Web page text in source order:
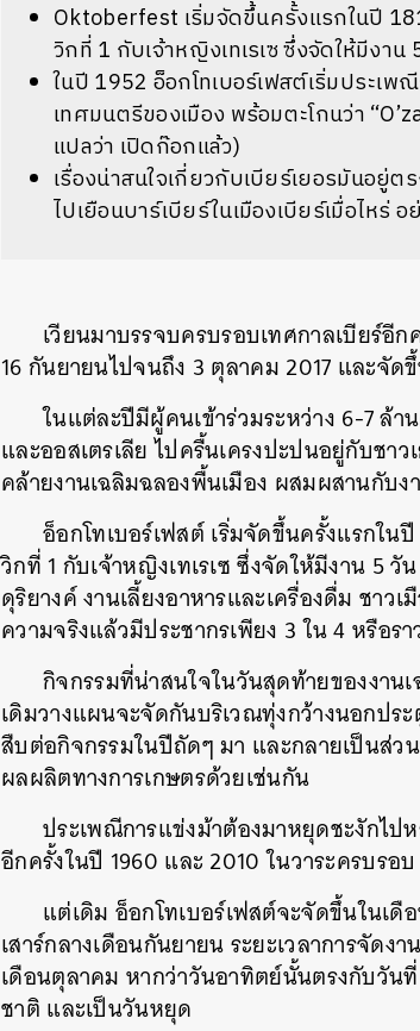
Oktoberfest เริ่มจัดขึ้นครั้งแรกในปี
วิกที่ 1 กับเจ้าหญิงเทเรเซ ซึ่งจัดให้มีงาน
ในปี 1952 อ็อกโทเบอร์เฟสต์เริ่มประเ
เทศมนตรีของเมือง พร้อมตะโกนว่า
แปลว่า เปิดก๊อกแล้ว)
เรื่องน่าสนใจเกี่ยวกับเบียร์เยอรมันอยู่
ไปเยือนบาร์เบียร์ในเมืองเบียร์เมื่อไหร่
เวียนมาบรรจบครบรอบเทศกาลเบียร์อี
16 กันยายนไปจนถึง 3 ตุลาคม 2017 และจัด
ในแต่ละปีมีผู้คนเข้าร่วมระหว่าง 6-7 ล้
และออสเตรเลีย ไปครื้นเครงปะปนอยู่กับชา
คล้ายงานเฉลิมฉลองพื้นเมือง ผสมผสานกับง
อ็อกโทเบอร์เฟสต์ เริ่มจัดขึ้นครั้งแรกใน
วิกที่ 1 กับเจ้าหญิงเทเรเซ ซึ่งจัดให้มีงาน 5
ดุริยางค์ งานเลี้ยงอาหารและเครื่องดื่ม ชาว
ความจริงแล้วมีประชากรเพียง 3 ใน 4 หรือ
กิจกรรมที่น่าสนใจในวันสุดท้ายของงาน
เดิมวางแผนจะจัดกันบริเวณทุ่งกว้างนอกปร
สืบต่อกิจกรรมในปีถัดๆ มา และกลายเป็นส่ว
ผลผลิตทางการเกษตรด้วยเช่นกัน
ประเพณีการแข่งม้าต้องมาหยุดชะงักไป
อีกครั้งในปี 1960 และ 2010 ในวาระครบร
แต่เดิม อ็อกโทเบอร์เฟสต์จะจัดขึ้นในเ
เสาร์กลางเดือนกันยายน ระยะเวลาการจัด
เดือนตุลาคม หากว่าวันอาทิตย์นั้นตรงกับวัน
ชาติ และเป็นวันหยุด